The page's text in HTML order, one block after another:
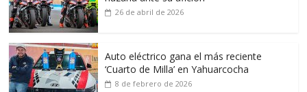
26 de abril de 2026
Auto eléctrico gana el más reciente
‘Cuarto de Milla’ en Yahuarcocha
8 de febrero de 2026